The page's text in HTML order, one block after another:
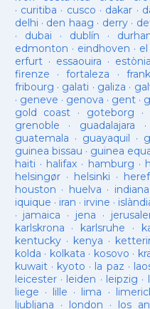
· curitiba · cusco · dakar ·
delhi · den haag · derry·
· dubai · dublín ·
edmonton · eindhoven ·
erfurt· essaouira · estònia
firenze ·fortaleza ·
fribourg · galati · galiza ·
· geneve · genova · gent·
gold coast · goteborg ·
grenoble · guadalajara ·
guatemala · guayaquil ·
guinea bissau · guinea
haiti · halifax · hamburg ·
helsingør· helsinki ·
houston · huelva · indiana
iquique · iran · irvine ·
· jamaica · jena ·
karlskrona · karlsruhe ·
kentucky· kenya ·
kolda · kolkata · kosovo ·
kuwait· kyoto · la paz ·
leicester· leiden · leipzig ·
liege · lille · lima ·
ljubljana · london · los